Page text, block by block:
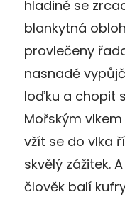
hladině se
blankytná
provlečeny
nasnadě
loďku a chopit
Mořským
vžít se do vlka
skvělý zážitek.
člověk balí